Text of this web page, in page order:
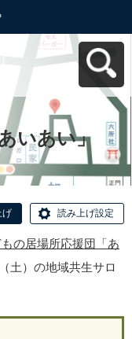
いあい」
げ 読み上げ設定
の居場所応援団「あ
土）の地域共生サロ